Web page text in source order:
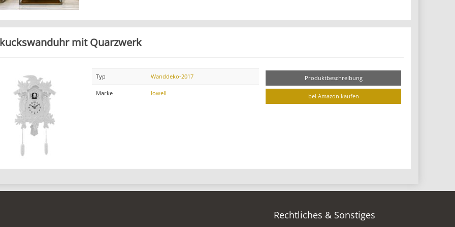
mit Quarzwerk
Typ Wanddeko-2017
Marke lowell
Produktbeschreibung
bei Amazon kaufen
Rechtliches & Sonstiges